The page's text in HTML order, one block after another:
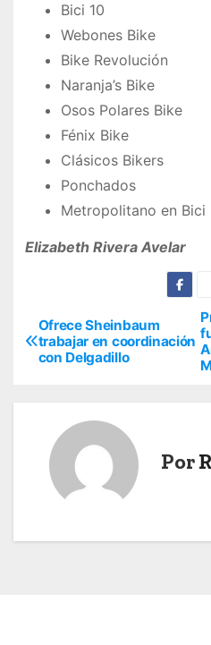
Bici 10
Webones Bike
Bike Revolución
Naranja’s Bike
Osos Polares Bike
Fénix Bike
Clásicos Bikers
Ponchados
Metropolitano en Bici
Elizabeth Rivera Avelar
N
a
c
Ofrece Sheinbaum
trabajar en coordinación
con Delgadillo
Por